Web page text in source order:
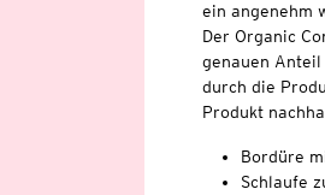
ein angenehm
Der Organic
genauen
durch die
Produkt
Bordüre
Schlaufe